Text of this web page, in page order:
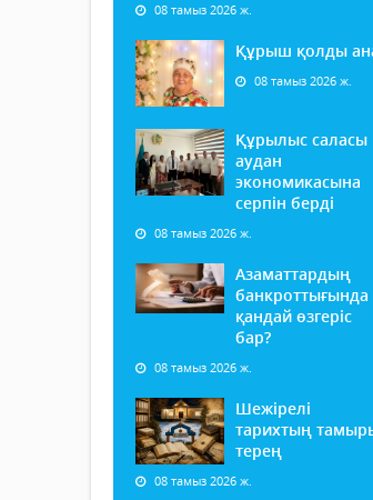
08 тамыз 2026 ж.
Құрыш қолды
08 тамыз 2026 ж.
Құрылыс саласы
аудан
экономикасына
серпін берді
08 тамыз 2026 ж.
Азаматтардың
банкроттығында
қандай өзгеріс
бар?
08 тамыз 2026 ж.
Шежірелі
тарихтың
терең
08 тамыз 2026 ж.